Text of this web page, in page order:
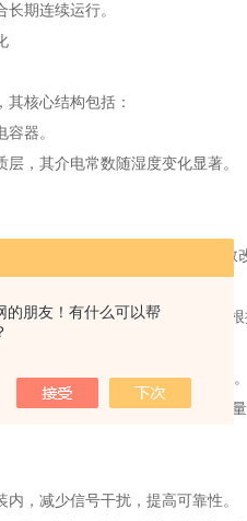
的朋友！有什么可以帮
期连续运行。
核心结构包括：
器。
，其介电常数随湿度变化显著。
收或释放水分子，导致介电常数
变化会直接引起电容值变化。
转换为频率信号或数字信号，再根
秒），适合快速变化的工业环境。
），防止灰尘或油污影响测量
，减少信号干扰，提高可靠性。